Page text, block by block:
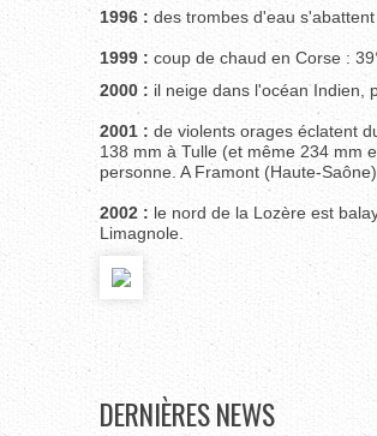
1996 : des trombes d'eau
1999 : coup de chaud en Corse :
2000 : il neige dans l'océan Indien,
2001 : de violents orages éclatent
138 mm à Tulle (et même 234 mm
personne. A Framont (Haute-
2002 : le nord de la Lozère est
Limagnole.
DERNIÈRESNEWS